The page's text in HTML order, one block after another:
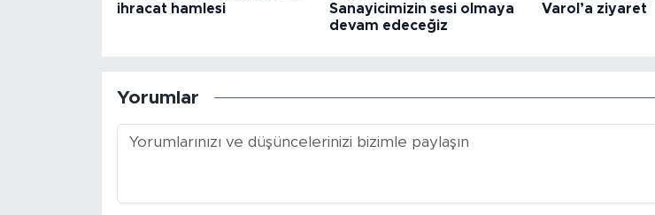
ihracat hamlesi
Sanayicimizin sesi olmaya
devam edeceğiz
Varol’a ziyaret
Yorumlar